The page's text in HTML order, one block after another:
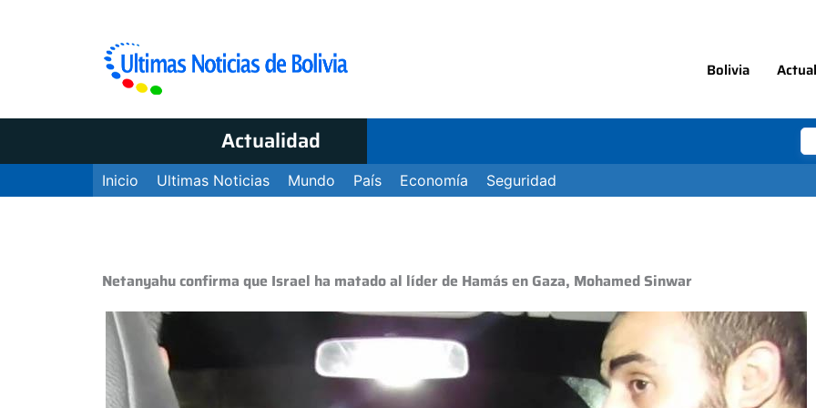
Bolivia
Actualidad
Inicio Ultimas Noticias Mundo País Economía Seguridad
Netanyahu confirma que Israel ha matado al líder de Hamás en Gaza, Mohamed Sinwar